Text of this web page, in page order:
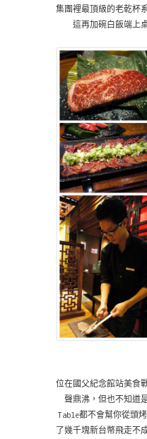
集團裡最頂級的老乾杯
這再加碗白飯端上
位在國父紀念館站美食
聲鼎沸，但也不知道
Table都不會幫你從頭
了幾千塊新台幣飛走不